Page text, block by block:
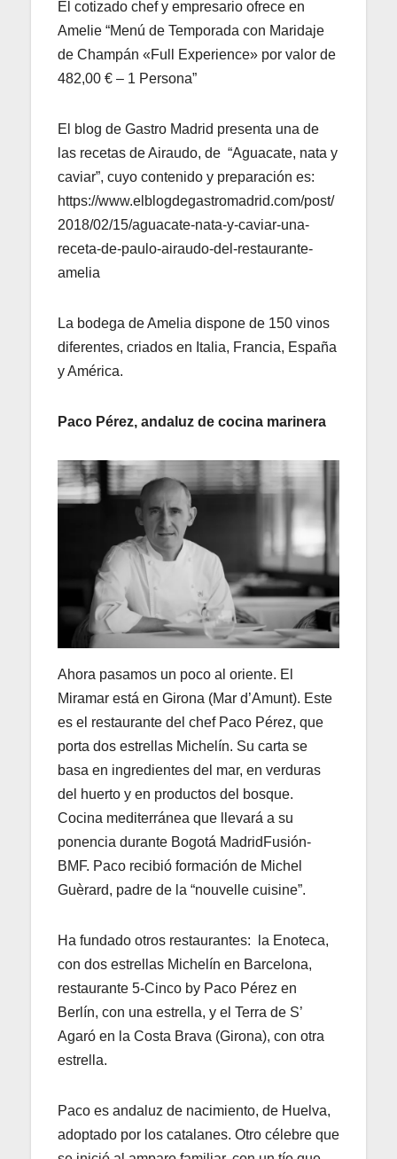
El cotizado chef y empresario ofrece en
Amelie “Menú de Temporada con Maridaje
de Champán «Full Experience» por valor de
482,00 € – 1 Persona”
El blog de Gastro Madrid presenta una de
las recetas de Airaudo, de “Aguacate, nata y
caviar”, cuyo contenido y preparación es:
https://www.elblogdegastromadrid.com/post/
2018/02/15/aguacate-nata-y-caviar-una-
receta-de-paulo-airaudo-del-restaurante-
amelia
La bodega de Amelia dispone de 150 vinos
diferentes, criados en Italia, Francia, España
y América.
Paco Pérez, andaluz de cocina marinera
Ahora pasamos un poco al oriente. El
Miramar está en Girona (Mar d’Amunt). Este
es el restaurante del chef Paco Pérez, que
porta dos estrellas Michelín. Su carta se
basa en ingredientes del mar, en verduras
del huerto y en productos del bosque.
Cocina mediterránea que llevará a su
ponencia durante Bogotá MadridFusión-
BMF. Paco recibió formación de Michel
Guèrard, padre de la “nouvelle cuisine”.
Ha fundado otros restaurantes: la Enoteca,
con dos estrellas Michelín en Barcelona,
restaurante 5-Cinco by Paco Pérez en
Berlín, con una estrella, y el Terra de S’
Agaró en la Costa Brava (Girona), con otra
estrella.
Paco es andaluz de nacimiento, de Huelva,
adoptado por los catalanes. Otro célebre que